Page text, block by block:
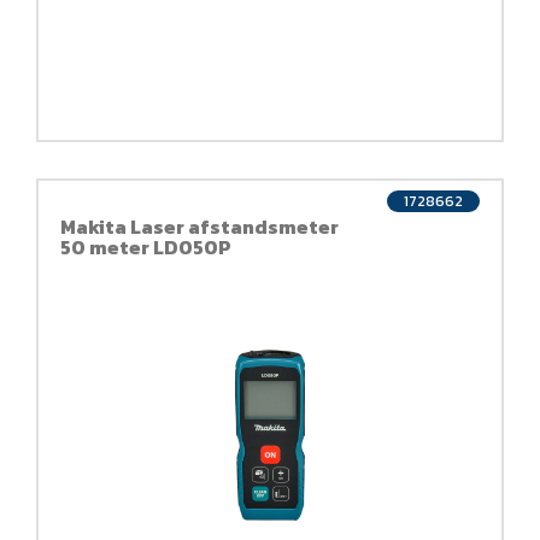
Makita Laser afstandsmeter
50 meter LD050P
1728662